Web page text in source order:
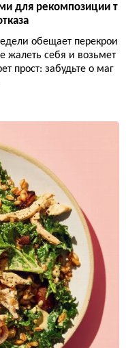
для рекомпозиции т
обещает перекрои
жалеть себя и возьмет
прост: забудьте о маг